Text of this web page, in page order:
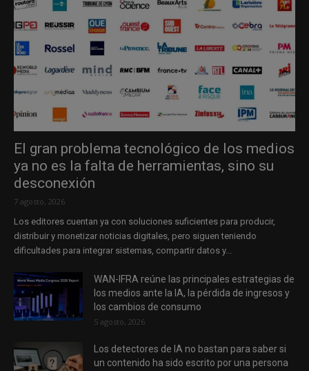
El gran problema tecnológico de los medios
ya no es la falta de herramientas, sino su
desconexión
7 agosto, 2026
Los editores cuentan ya con soluciones suficientes para producir,
distribuir y monetizar noticias digitales, pero siguen teniendo
dificultades para integrar sistemas, compartir datos y...
WAN-IFRA reúne las principales estrategias de
los medios ante la IA, la pérdida de ingresos y
los cambios de consumo
5 agosto, 2026
Los detectores de IA no bastan para saber si
un contenido ha sido escrito por una persona